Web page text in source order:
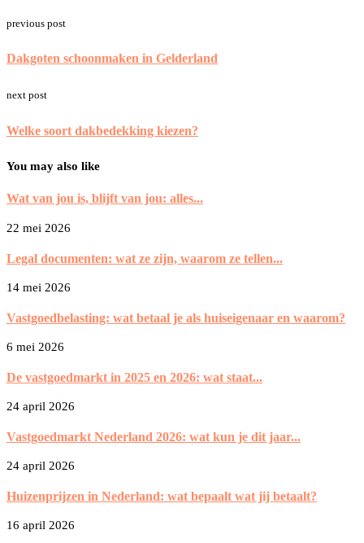
previous post
Dakgoten schoonmaken in Gelderland
next post
Welke soort dakbedekking kiezen?
You may also like
Wat van jou is, blijft van jou: alles...
22 mei 2026
Legal documenten: wat ze zijn, waarom ze tellen...
14 mei 2026
Vastgoedbelasting: wat betaal je als huiseigenaar en waarom?
6 mei 2026
De vastgoedmarkt in 2025 en 2026: wat staat...
24 april 2026
Vastgoedmarkt Nederland 2026: wat kun je dit jaar...
24 april 2026
Huizenprijzen in Nederland: wat bepaalt wat jij betaalt?
16 april 2026